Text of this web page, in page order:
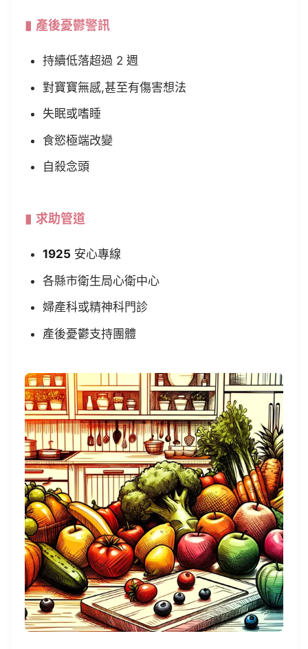
產後憂鬱警訊
持續低落超過 2 週
對寶寶無感,甚至有傷害想法
失眠或嗜睡
食慾極端改變
自殺念頭
求助管道
1925 安心專線
各縣市衛生局心衛中心
婦產科或精神科門診
產後憂鬱支持團體